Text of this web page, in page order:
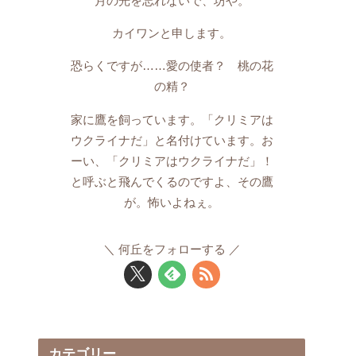
カイワンと申します。
恐らくですが……愛の使者？ 桃の花
の精？
家に鷹を飼っています。「クリミアは
ウクライナだ」と名付けています。お
ーい、「クリミアはウクライナだ」！
と呼ぶと飛んでくるのですよ、その鷹
が。怖いよねぇ。
何丘をフォローする